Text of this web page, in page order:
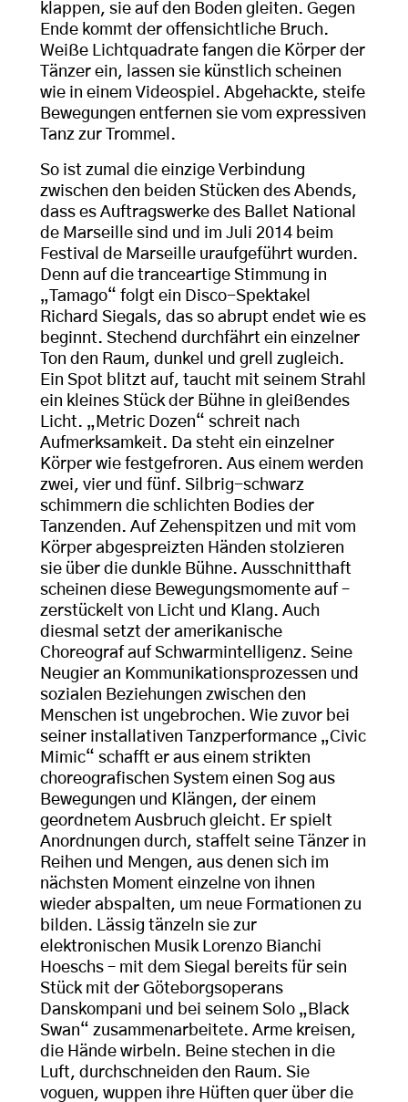
klappen, sie auf den Boden gleiten. Gegen
Ende kommt der offensichtliche Bruch.
Weiße Lichtquadrate fangen die Körper der
Tänzer ein, lassen sie künstlich scheinen
wie in einem Videospiel. Abgehackte, steife
Bewegungen entfernen sie vom expressiven
Tanz zur Trommel.
So ist zumal die einzige Verbindung
zwischen den beiden Stücken des Abends,
dass es Auftragswerke des Ballet National
de Marseille sind und im Juli 2014 beim
Festival de Marseille uraufgeführt wurden.
Denn auf die tranceartige Stimmung in
„Tamago“ folgt ein Disco-Spektakel
Richard Siegals, das so abrupt endet wie es
beginnt. Stechend durchfährt ein einzelner
Ton den Raum, dunkel und grell zugleich.
Ein Spot blitzt auf, taucht mit seinem Strahl
ein kleines Stück der Bühne in gleißendes
Licht. „Metric Dozen“ schreit nach
Aufmerksamkeit. Da steht ein einzelner
Körper wie festgefroren. Aus einem werden
zwei, vier und fünf. Silbrig-schwarz
schimmern die schlichten Bodies der
Tanzenden. Auf Zehenspitzen und mit vom
Körper abgespreizten Händen stolzieren
sie über die dunkle Bühne. Ausschnitthaft
scheinen diese Bewegungsmomente auf –
zerstückelt von Licht und Klang. Auch
diesmal setzt der amerikanische
Choreograf auf Schwarmintelligenz. Seine
Neugier an Kommunikationsprozessen und
sozialen Beziehungen zwischen den
Menschen ist ungebrochen. Wie zuvor bei
seiner installativen Tanzperformance „Civic
Mimic“ schafft er aus einem strikten
choreografischen System einen Sog aus
Bewegungen und Klängen, der einem
geordnetem Ausbruch gleicht. Er spielt
Anordnungen durch, staffelt seine Tänzer in
Reihen und Mengen, aus denen sich im
nächsten Moment einzelne von ihnen
wieder abspalten, um neue Formationen zu
bilden. Lässig tänzeln sie zur
elektronischen Musik Lorenzo Bianchi
Hoeschs – mit dem Siegal bereits für sein
Stück mit der Göteborgsoperans
Danskompani und bei seinem Solo „Black
Swan“ zusammenarbeitete. Arme kreisen,
die Hände wirbeln. Beine stechen in die
Luft, durchschneiden den Raum. Sie
voguen, wuppen ihre Hüften quer über die